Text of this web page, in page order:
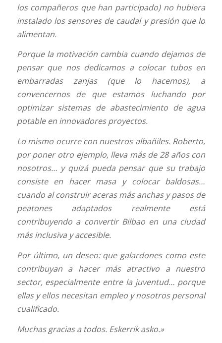
los compañeros que han participado) no hubiera
instalado los sensores de caudal y presión que lo
alimentan.
Porque la motivación cambia cuando dejamos de
pensar que nos dedicamos a colocar tubos en
embarradas zanjas (que lo hacemos), a
convencernos de que estamos luchando por
optimizar sistemas de abastecimiento de agua
potable en innovadores proyectos.
Lo mismo ocurre con nuestros albañiles. Roberto,
por poner otro ejemplo, lleva más de 28 años con
nosotros… y quizá pueda pensar que su trabajo
consiste en hacer masa y colocar baldosas…
cuando al construir aceras más anchas y pasos de
peatones adaptados realmente está
contribuyendo a convertir Bilbao en una ciudad
más inclusiva y accesible.
Por último, un deseo: que galardones como este
contribuyan a hacer más atractivo a nuestro
sector, especialmente entre la juventud… porque
ellas y ellos necesitan empleo y nosotros personal
cualificado.
Muchas gracias a todos. Eskerrik asko.»